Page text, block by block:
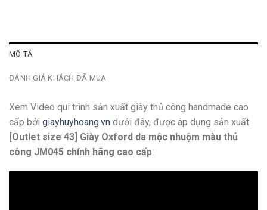
MÔ TẢ
ĐÁNH GIÁ KHÁCH ĐÃ MUA
Xem Video qui trình sản xuất giày thủ công handmade cao
cấp bởi giayhuyhoang.vn dưới đây, được áp dụng sản xuất
[Outlet size 43] Giày Oxford da mộc nhuộm màu thủ
công JM045 chính hãng cao cấp: